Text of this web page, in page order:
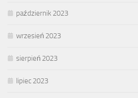
październik 2023
wrzesień 2023
sierpień 2023
lipiec 2023